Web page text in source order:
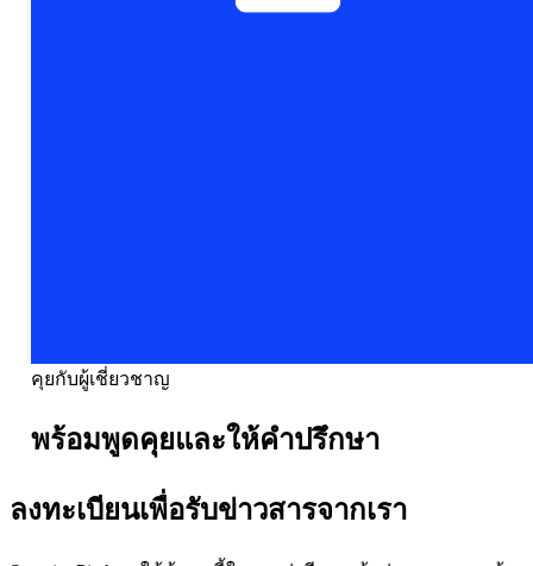
คุยกับผู้เชี่ยวชาญ
พร้อมพูดคุยและให้คำปรึกษา
ลงทะเบียนเพื่อรับข่าวสารจากเรา